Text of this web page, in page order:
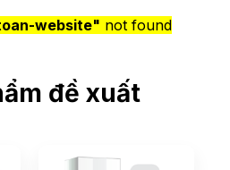
website" not found
đề xuất